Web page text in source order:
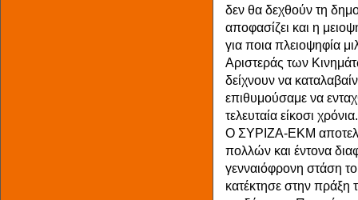
δεν θα δεχθούν τη
αποφασίζει και η
για ποια πλειοψηφία
Αριστεράς των
δείχνουν να
επιθυμούσαμε να
τελευταία είκοσι χρόνια.
Ο ΣΥΡΙΖΑ-ΕΚΜ
πολλών και έντονα
γενναιόφρονη στάση
κατέκτησε στην πράξη